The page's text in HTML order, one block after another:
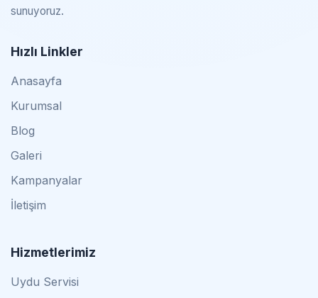
sunuyoruz.
Hızlı Linkler
Anasayfa
Kurumsal
Blog
Galeri
Kampanyalar
İletişim
Hizmetlerimiz
Uydu Servisi